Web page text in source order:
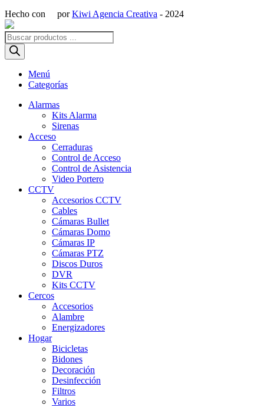
Hecho con
porKiwi Agencia Creativa - 2024
Búsqueda
de
productos
Menú
Categorías
Alarmas
Kits Alarma
Sirenas
Acceso
Cerraduras
Control de Acceso
Control de Asistencia
Video Portero
CCTV
Accesorios CCTV
Cables
Cámaras Bullet
Cámaras Domo
Cámaras IP
Cámaras PTZ
Discos Duros
DVR
Kits CCTV
Cercos
Accesorios
Alambre
Energizadores
Hogar
Bicicletas
Bidones
Decoración
Desinfección
Filtros
Varios